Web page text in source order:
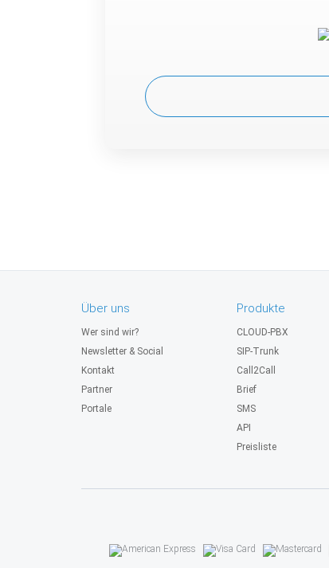
Über uns
Wer sind wir?
Newsletter & Social
Kontakt
Partner
Portale
Produkte
CLOUD-PBX
SIP-Trunk
Call2Call
Brief
SMS
API
Preisliste